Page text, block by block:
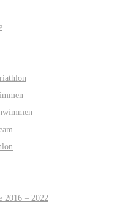
2016 – 2022